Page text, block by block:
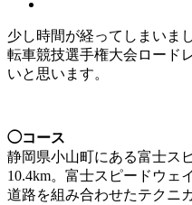
少し時間が経ってしまいま
転車競技選手権大会ロード
いと思います。
◯コース
静岡県小山町にある富士ス
10.4km。富士スピードウェ
道路を組み合わせたテクニ